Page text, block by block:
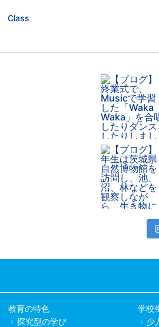
Class
教育の特色
探究型の学び
学校
少